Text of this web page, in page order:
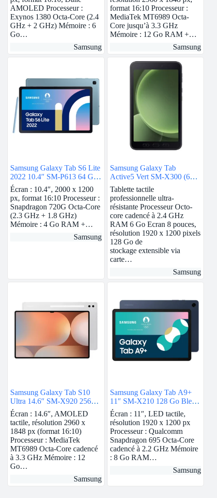
AMOLED Processeur :
Exynos 1380 Octa-Core (2.4
GHz + 2 GHz) Mémoire : 6
Go…
Samsung
format 16:10 Processeur :
MediaTek MT6989 Octa-
Core jusqu’à 3.3 GHz
Mémoire : 12 Go RAM +…
Samsung
Samsung Galaxy Tab S6 Lite
2022 10.4″ SM-P613 64 Go
Bleu Wi-Fi
Écran : 10.4″, 2000 x 1200
px, format 16:10 Processeur :
Snapdragon 720G Octa-Core
(2.3 GHz + 1.8 GHz)
Mémoire : 4 Go RAM +…
Samsung
Samsung Galaxy Tab
Active5 Vert SM-X300 (6
Go / 128 Go)
Tablette tactile
professionnelle ultra-
résistante Processeur Octo-
core cadencé à 2.4 GHz
RAM 6 Go Ecran 8 pouces,
résolution 1920 x 1200 pixels
128 Go de
stockage extensible via
carte…
Samsung
Samsung Galaxy Tab S10
Ultra 14.6″ SM-X920 256
Go Argent Wi-Fi
Écran : 14.6″, AMOLED
tactile, résolution 2960 x
1848 px (format 16:10)
Processeur : MediaTek
MT6989 Octa-Core cadencé
à 3.3 GHz Mémoire : 12
Go…
Samsung
Samsung Galaxy Tab A9+
11″ SM-X210 128 Go Bleu
Wi-Fi
Écran : 11″, LED tactile,
résolution 1920 x 1200 px
Processeur : Qualcomm
Snapdragon 695 Octa-Core
cadencé à 2.2 GHz Mémoire
: 8 Go RAM…
Samsung